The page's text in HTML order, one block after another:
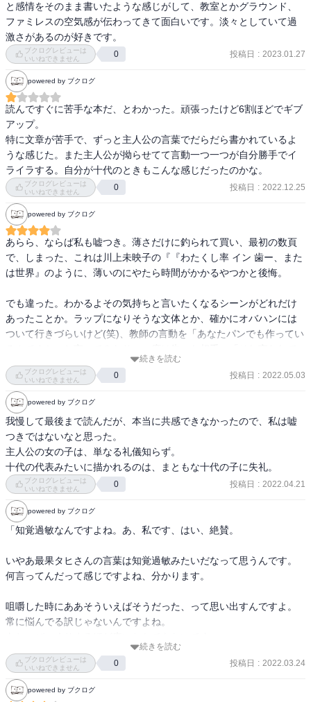
と感情をそのまま書いたような感じがして、教室とかグラウンド、
ファミレスの空気感が伝わってきて面白いです。淡々としていて過
激さがあるのが好きです。
ブクログレビューは
いいねできません
0 投稿日 : 2023.01.27
powered by ブクログ
読んですぐに苦手な本だ、とわかった。頑張ったけど6割ほどでギブ
アップ。
特に文章が苦手で、ずっと主人公の言葉でだらだら書かれているよ
うな感じた。また主人公が拗らせてて言動一つ一つが自分勝手でイ
ライラする。自分が十代のときもこんな感じだったのかな。
ブクログレビューは
いいねできません
0 投稿日 : 2022.12.25
powered by ブクログ
あらら、ならば私も嘘つき。薄さだけに釣られて買い、最初の数頁
で、しまった、これは川上未映子の『『わたくし率 イン 歯ー、また
は世界』のように、薄いのにやたら時間がかかるやつかと後悔。
でも違った。わかるよその気持ちと言いたくなるシーンがどれだけ
あったことか。ラップになりそうな文体とか、確かにオバハンには
ついて行きづらいけど(笑)、教師の言動を「あなたパンでも作ってい
喜ぶと思ったの？」と毒づいてみたり。わかるよほんとに。
傷ついても生きる。今日が好き。
続きを読む
ブクログレビューは
いいねできません
0 投稿日 : 2022.05.03
powered by ブクログ
我慢して最後まで読んだが、本当に共感できなかったので、私は嘘
つきではないなと思った。
主人公の女の子は、単なる礼儀知らず。
十代の代表みたいに描かれるのは、まともな十代の子に失礼。
ブクログレビューは
いいねできません
0 投稿日 : 2022.04.21
powered by ブクログ
「知覚過敏なんですよね。あ、私です、はい、絶賛。
いやあ最果タヒさんの言葉は知覚過敏みたいだなって思うんです。
何言ってんだって感じですよね、分かります。
咀嚼した時にああそういえばそうだった、って思い出すんですよ。
常に悩んでる訳じゃないんですよね。
いやこれ診察なんですか？
この短編が歯に沁みるって話です。
続きを読む
ブクログレビューは
いいねできません
0 投稿日 : 2022.03.24
powered by ブクログ